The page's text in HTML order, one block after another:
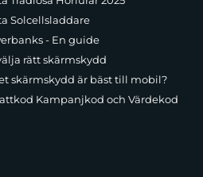
Solcellsladdare
- En guide
rätt skärmskydd
skärmskydd är bäst till mobil?
Kampanjkod och Värdekod